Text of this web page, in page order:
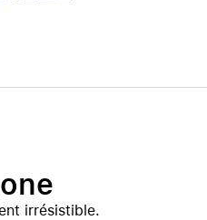
irrésistible.